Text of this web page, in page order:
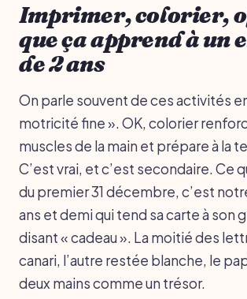
Imprimer, colorier,
que ça apprend à un
de 2 ans
On parle souvent de ces activités
motricité fine ». OK, colorier
muscles de la main et prépare à la
C’est vrai, et c’est secondaire. Ce
du premier 31 décembre, c’est
ans et demi qui tend sa carte à son
disant « cadeau ». La moitié des
canari, l’autre restée blanche, le
deux mains comme un trésor.